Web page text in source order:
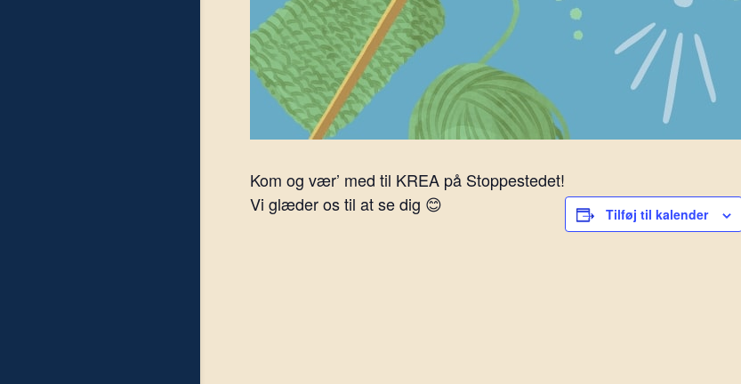
Kom og vær’ med til KREA på Stoppestedet!
Vi glæder os til at se dig 😊
Tilføj til kalender